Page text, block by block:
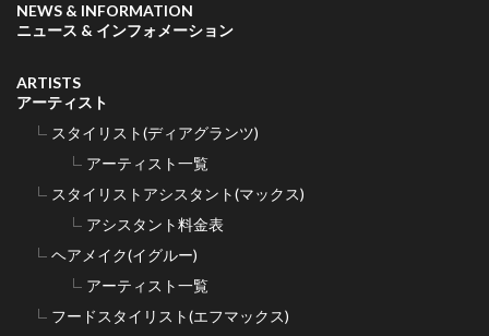
NEWS & INFORMATION
ニュース & インフォメーション
ARTISTS
アーティスト
スタイリスト(ディアグランツ)
アーティスト一覧
スタイリストアシスタント(マックス)
アシスタント料金表
ヘアメイク(イグルー)
アーティスト一覧
フードスタイリスト(エフマックス)